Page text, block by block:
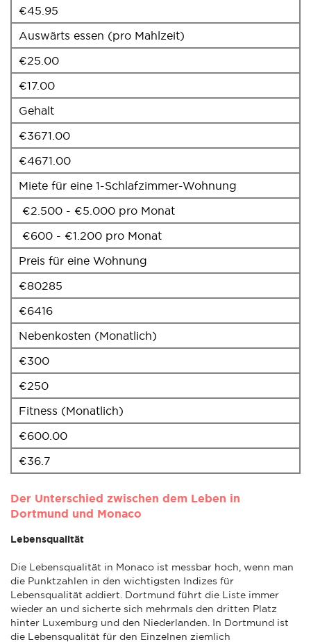
€45.95
Auswärts essen (pro Mahlzeit)
€25.00
€17.00
Gehalt
€3671.00
€4671.00
Miete für eine 1-Schlafzimmer-Wohnung
€2.500 - €5.000 pro Monat
€600 - €1.200 pro Monat
Preis für eine Wohnung
€80285
€6416
Nebenkosten (Monatlich)
€300
€250
Fitness (Monatlich)
€600.00
€36.7
Der Unterschied zwischen dem Leben in
Dortmund und Monaco
Lebensqualität
Die Lebensqualität in Monaco ist messbar hoch, wenn man
die Punktzahlen in den wichtigsten Indizes für
Lebensqualität addiert. Dortmund führt die Liste immer
wieder an und sicherte sich mehrmals den dritten Platz
hinter Luxemburg und den Niederlanden. In Dortmund ist
die Lebensqualität für den Einzelnen ziemlich